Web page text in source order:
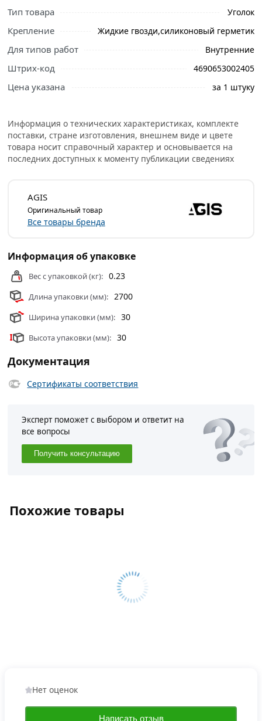
Ознакомьтесь с подробными характеристиками,
описанием и отзывами о товаре, чтобы сделать
правильный выбор и заказать онлайн. Наши
профессиональные менеджеры обработают заказ и
свяжутся с Вами для согласования условий доставки
или самовывоза.
наружных углов. Двухсторонняя окраска уголков
позволяет использовать профили для отделки как
наружных, так и внутренних углов помещения.
поверхности. Такие покрытия не требуют сложного
ухода, с них легко смывается грязь.
других продуктов разложения).
Условия доставки и цены на товар Уголок ПВХ
30х30х2700 мм Венге Черный из категории
Москве и области.
Тип товара Уголок
Крепление Жидкие гвозди,силиконовый герметик
Для типов работ Внутренние
Штрих-код 4690653002405
Цена указана за 1 штуку
Информация о технических характеристиках, комплекте
поставки, стране изготовления, внешнем виде и цвете
товара носит справочный характер и основывается на
последних доступных к моменту публикации сведениях
AGIS
Оригинальный товар
Все товары бренда
Информация об упаковке
Вес с упаковкой (кг): 0.23
Длина упаковки (мм): 2700
Ширина упаковки (мм): 30
Высота упаковки (мм): 30
Документация
Сертификаты соответствия
Эксперт поможет с выбором и ответит на
все вопросы
Получить консультацию
Похожие товары
Нет оценок
Написать отзыв